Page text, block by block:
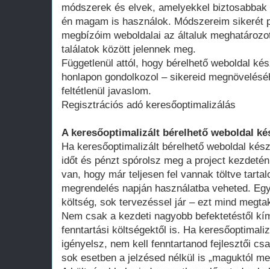
módszerek és elvek, amelyekkel
én magam is használok. Módszereim sikerét
megbízóim weboldalai az általuk
találatok között jelennek meg.
Függetlenül attól, hogy bérelhető weboldal
honlapon gondolkozol – sikereid
feltétlenül javaslom.
Regisztrációs adó keresőoptimalizálás
A keresőoptimalizált bérelhető weboldal
Ha keresőoptimalizált bérelhető weboldal
időt és pénzt spórolsz meg a project
van, hogy már teljesen fel vannak töltve
megrendelés napján használatba veheted.
költség, sok tervezéssel jár – ezt mind
Nem csak a kezdeti nagyobb befektetéstől
fenntartási költségektől is. Ha
igényelsz, nem kell fenntartanod fejlesztői
sok esetben a jelzésed nélkül is „maguktól